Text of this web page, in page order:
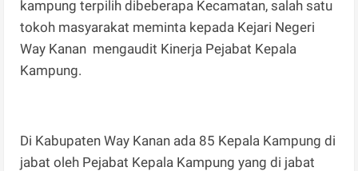
kampung terpilih dibeberapa Kecamatan, salah satu
tokoh masyarakat meminta kepada Kejari Negeri
Way Kanan mengaudit Kinerja Pejabat Kepala
Kampung.
Di Kabupaten Way Kanan ada 85 Kepala Kampung di
jabat oleh Pejabat Kepala Kampung yang di jabat